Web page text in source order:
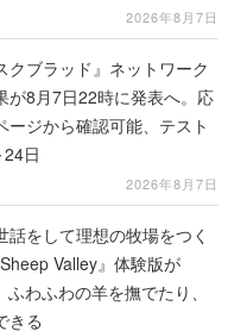
去作の無料配布も2026年8月7日
クブラッド』ネットワーク
が8月7日22時に発表へ。応
ージから確認可能、テスト
日
2026年8月7日
話をして理想の牧場をつく
Valley』体験版が
わふわの羊を撫でたり、
きる